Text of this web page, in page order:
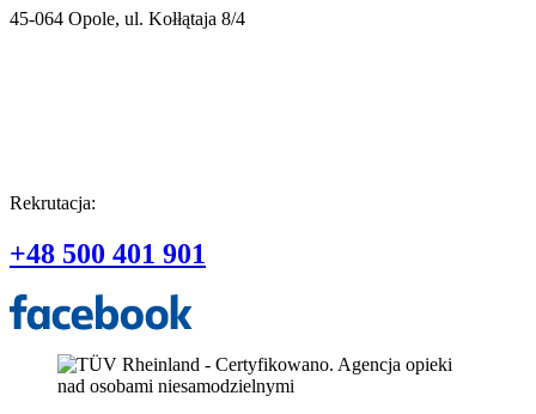
45-064 Opole, ul. Kołłątaja 8/4
Rekrutacja:
+48 500 401 901